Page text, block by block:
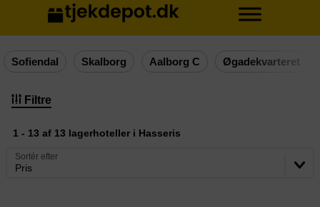
Sofiendal Skalborg Aalborg C Øgadekvarteret
Filtre
1 - 13 af 13 lagerhoteller i Hasseris
Pris
Sortér efter